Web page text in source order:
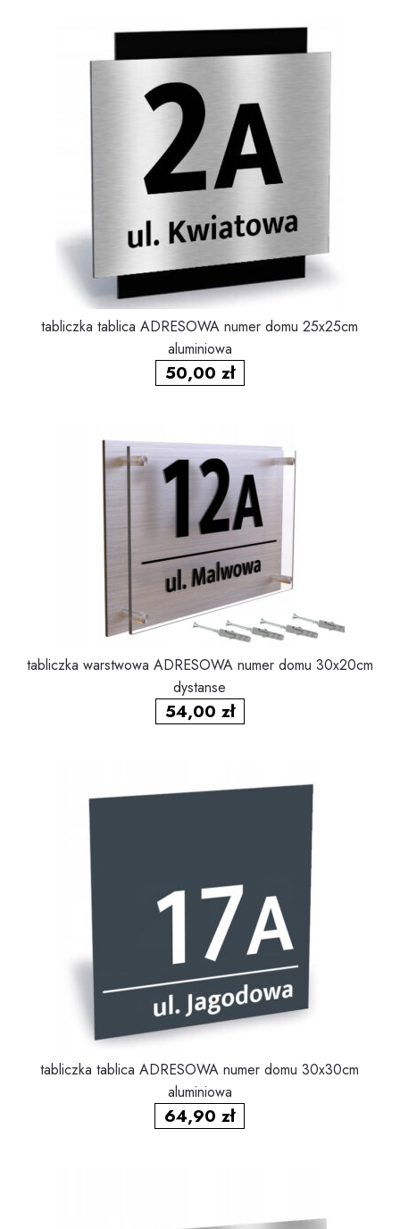
tabliczka tablica ADRESOWA numer domu 25x25cm
aluminiowa
50,00 zł
tabliczka warstwowa ADRESOWA numer domu 30x20cm
dystanse
54,00 zł
tabliczka tablica ADRESOWA numer domu 30x30cm
aluminiowa
64,90zł